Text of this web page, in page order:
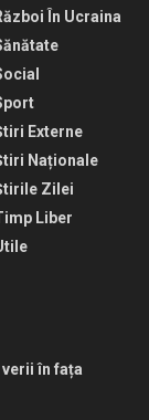
În Ucraina
Externe
Naționale
Zilei
Liber
în fața